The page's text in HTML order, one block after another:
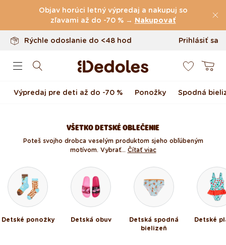
Preskočiť na obsah
Objav horúci letný výpredaj a nakupuj so
zľavami až do -70 % → Nakupovať
Originálny dizajn navrhnutý u nás
Rýchle odoslanie do <48 hod Prihlásiť sa
Košík
Výpredaj pre deti až do -70 % Ponožky Spodná
VŠETKO DETSKÉ OBLEČENIE
Poteš svojho drobca veselým produktom s jeho obľúbeným
motívom. Vybrať... Čítať viac
Detské ponožky Detská obuv
Detská spodná
bielizeň
Detské